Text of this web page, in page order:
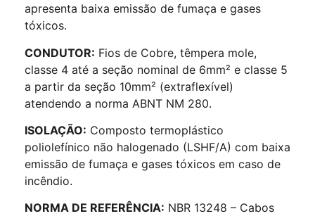
apresenta baixa emissão de fumaça e gases
tóxicos.
CONDUTOR: Fios de Cobre, têmpera mole,
classe 4 até a seção nominal de 6mm² e classe 5
a partir da seção 10mm² (extraflexível)
atendendo a norma ABNT NM 280.
ISOLAÇÃO: Composto termoplástico
poliolefínico não halogenado (LSHF/A) com baixa
emissão de fumaça e gases tóxicos em caso de
incêndio.
NORMA DE REFERÊNCIA: NBR 13248 – Cabos